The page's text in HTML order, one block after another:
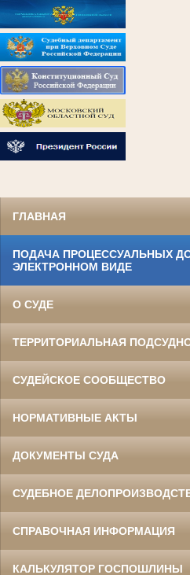
ГЛАВНАЯ
ПОДАЧА ПРОЦЕССУАЛЬНЫХ
ЭЛЕКТРОННОМ ВИДЕ
О СУДЕ
ТЕРРИТОРИАЛЬНАЯ
СУДЕЙСКОЕ СООБЩЕСТВО
НОРМАТИВНЫЕ АКТЫ
ДОКУМЕНТЫ СУДА
СУДЕБНОЕ
СПРАВОЧНАЯ ИНФОРМАЦИЯ
КАЛЬКУЛЯТОР ГОСПОШЛИНЫ